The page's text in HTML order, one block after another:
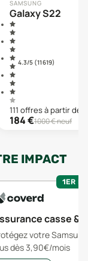
SAMSUNG
Galaxy S22
4.3/5 (11 619)
111 offresà partir de :
184€1000€ neuf
IMPACT
1ER
casse &
votre
dès 3,90€/mois